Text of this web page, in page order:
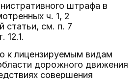
штрафа в
ч. 1, 2
статьи, см. п. 7
12.1.
к лицензируемым видам
дорожного движения
совершения